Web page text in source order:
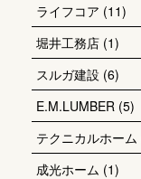
ライフコア (11)
堀井工務店 (1)
スルガ建設 (6)
E.M.LUMBER (5)
テクニカルホーム
成光ホーム (1)